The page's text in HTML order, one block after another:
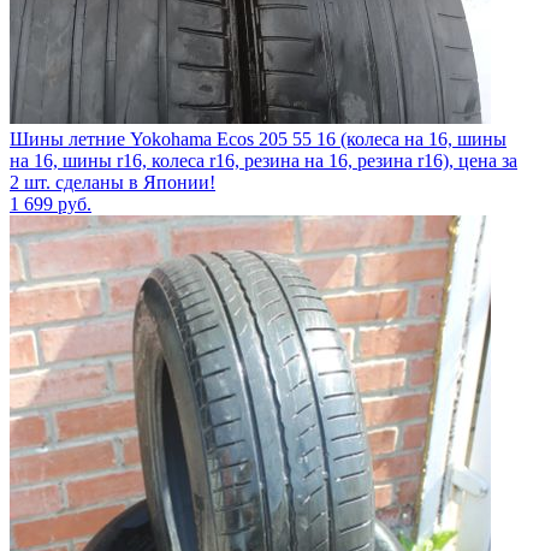
Шины летние Yokohama Ecos 205 55 16 (колеса на 16, шины
на 16, шины r16, колеса r16, резина на 16, резина r16), цена за
2 шт. сделаны в Японии!
1 699 руб.